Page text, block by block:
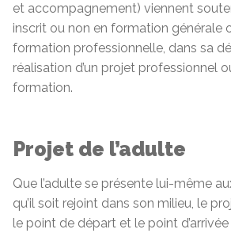
et accompagnement) viennent
inscrit ou non en formation générale
formation professionnelle, dans sa
réalisation d’un projet professionnel
formation.
Projet de l’adulte
Que l’adulte se présente lui-même
qu’il soit rejoint dans son milieu, le
le point de départ et le point